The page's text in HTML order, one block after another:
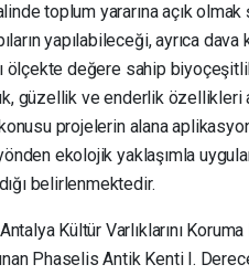
toplum yararına açık
yapılabileceği, ayrıca dava
ölçekte değere sahip
güzellik ve enderlik
projelerin alana
ekolojik yaklaşımla
belirlenmektedir.
Kültür Varlıklarını
Phaselis Antik Kenti I.